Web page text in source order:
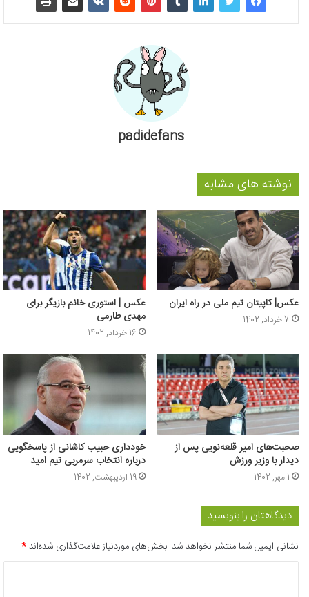
padidefans
نوشته های مشابه
عکس| کاپیتان تیم ملی در راه ایران
7 خرداد, 1402
عکس | استوری خانم بازیگر برای
مهدی طارمی
16 خرداد, 1402
صحبت‌های امیر قلعه‌نویی پس از
دیدار با وزیر ورزش
1 مهر, 1402
خودداری حبیب کاشانی از پاسخگویی
درباره انتخاب سرمربی تیم امید
19 اردیبهشت, 1402
دیدگاهتان را بنویسید
نشانی ایمیل شما منتشر نخواهد شد. بخش‌های موردنیاز علامت‌گذاری شده‌اند*